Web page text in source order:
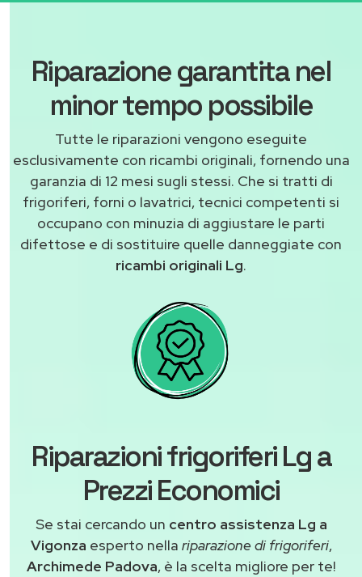
Riparazione garantita nel
minor tempo possibile
Tutte le riparazioni vengono eseguite
esclusivamente con ricambi originali, fornendo una
garanzia di 12 mesi sugli stessi. Che si tratti di
frigoriferi, forni o lavatrici, tecnici competenti si
occupano con minuzia di aggiustare le parti
difettose e di sostituire quelle danneggiate con
ricambi originali Lg.
Riparazioni frigoriferi Lg a
Prezzi Economici
Se stai cercando un centro assistenza Lg a
Vigonza esperto nella riparazione di frigoriferi,
Archimede Padova, è la scelta migliore per te!